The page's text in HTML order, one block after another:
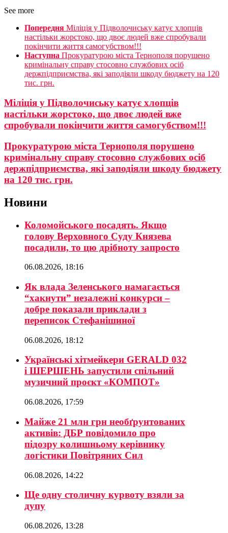
See more
Попередня Міліція у Підволочиську катує хлопців
настільки жорстоко, що двоє людей вже спробували
покінчити життя самогубством!!!
Наступна Прокуратурою міста Тернополя порушено
кримінальну справу стосовно службових осіб
держпідприємства, які заподіяли шкоду бюджету на 120
тис. грн.
Міліція у Підволочиську катує хлопців
настільки жорстоко, що двоє людей вже
спробували покінчити життя самогубством!!!
Прокуратурою міста Тернополя порушено
кримінальну справу стосовно службових осіб
держпідприємства, які заподіяли шкоду бюджету
на 120 тис. грн.
Новини
Коломойського посадять. Якщо
голову Верховного Суду Князева
посадили, то цю дрібноту запросто
06.08.2026, 18:16
Як влада Зеленського намагається
“хакнути” незалежні конкурси –
добре показали приклади з
переписок Стефанішиної
06.08.2026, 18:12
Українські хітмейкери GERALD 032
і ШЕРШЕНЬ запустили спільний
музичний проєкт «КОМПОТ»
06.08.2026, 17:59
Майже 21 млн грн необґрунтованих
активів: ДБР повідомило про
підозру колишньому керівнику
логістики Повітряних Сил
06.08.2026, 14:22
Ще одну столичну курвоту взяли за
дупу
06.08.2026, 13:28